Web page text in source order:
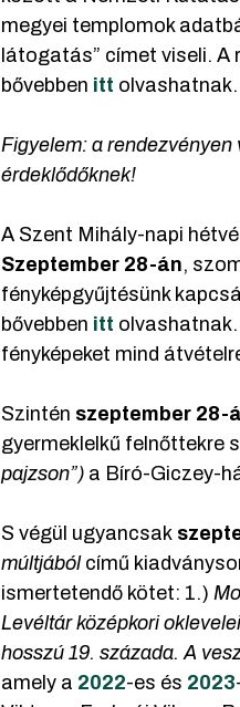
megyei templomok
látogatás” címet viseli. A
bővebben itt olvashatnak.
Figyelem: a
érdeklődőknek!
A Szent Mihály-napi
Szeptember 28-án,
fényképgyűjtésünk
bővebben itt
fényképeket mind
Szintén szeptember 28-
gyermeklelkű felnőttekre
pajzson”) a Bíró-Giczey-
S végül ugyancsak
múltjábólcímű
ismertetendő kötet: 1.)
Levéltár középkori oklevelei
hosszú 19. százada. A
amely a 2022-es és 2023